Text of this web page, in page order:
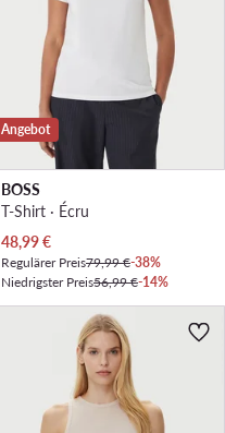
Angebot
BOSS
T-Shirt · Écru
Aktueller Preis
48,99€
Regulärer Preis79,99 €-38%
Niedrigster Preis56,99 €-14%